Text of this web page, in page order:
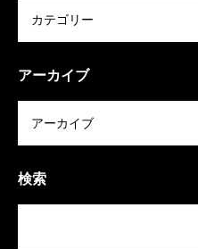
アーカイブ
検索